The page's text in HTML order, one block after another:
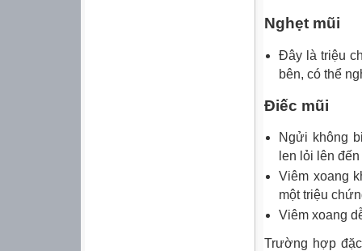
Nghẹt mũi
Đây là triệu
bên, có thể
Điếc mũi
Ngửi không
len lỏi lên
Viêm xoang
một triệu
Viêm xoang
Trường hợp